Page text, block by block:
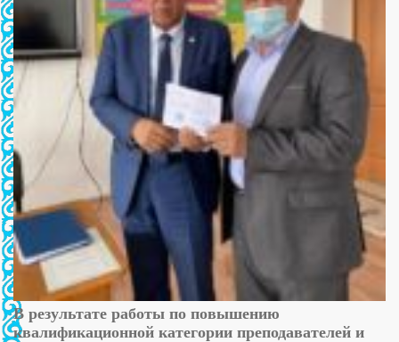
В результате работы по повышению
квалификационной категории преподавателей и